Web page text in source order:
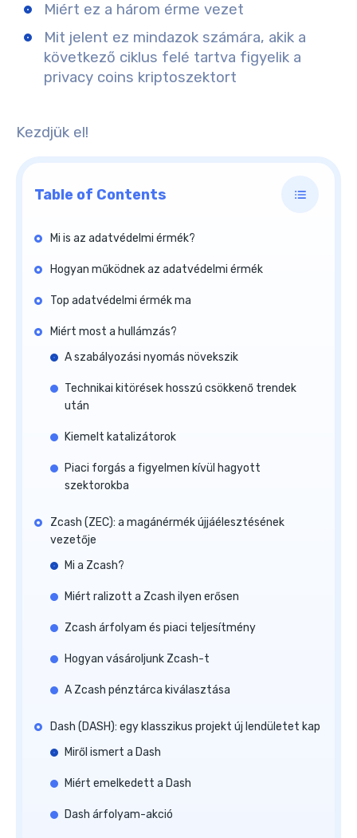
Miért ez a három érme vezet
Mit jelent ez mindazok számára, akik a
következő ciklus felé tartva figyelik a
privacy coins kriptoszektort
Kezdjük el!
Table of Contents
Mi is az adatvédelmi érmék?
Hogyan működnek az adatvédelmi érmék
Top adatvédelmi érmék ma
Miért most a hullámzás?
A szabályozási nyomás növekszik
Technikai kitörések hosszú csökkenő trendek
után
Kiemelt katalizátorok
Piaci forgás a figyelmen kívül hagyott
szektorokba
Zcash (ZEC): a magánérmék újjáélesztésének
vezetője
Mi a Zcash?
Miért ralizott a Zcash ilyen erősen
Zcash árfolyam és piaci teljesítmény
Hogyan vásároljunk Zcash-t
A Zcash pénztárca kiválasztása
Dash (DASH): egy klasszikus projekt új lendületet kap
Miről ismert a Dash
Miért emelkedett a Dash
Dash árfolyam-akció